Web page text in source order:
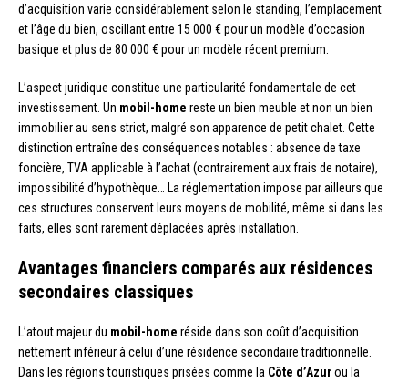
d’acquisition varie considérablement selon le standing, l’emplacement
et l’âge du bien, oscillant entre 15 000 € pour un modèle d’occasion
basique et plus de 80 000 € pour un modèle récent premium.
L’aspect juridique constitue une particularité fondamentale de cet
investissement. Un mobil-home reste un bien meuble et non un bien
immobilier au sens strict, malgré son apparence de petit chalet. Cette
distinction entraîne des conséquences notables : absence de taxe
foncière, TVA applicable à l’achat (contrairement aux frais de notaire),
impossibilité d’hypothèque… La réglementation impose par ailleurs que
ces structures conservent leurs moyens de mobilité, même si dans les
faits, elles sont rarement déplacées après installation.
Avantages financiers comparés aux résidences
secondaires classiques
L’atout majeur du mobil-home réside dans son coût d’acquisition
nettement inférieur à celui d’une résidence secondaire traditionnelle.
Dans les régions touristiques prisées comme la Côte d’Azurou la